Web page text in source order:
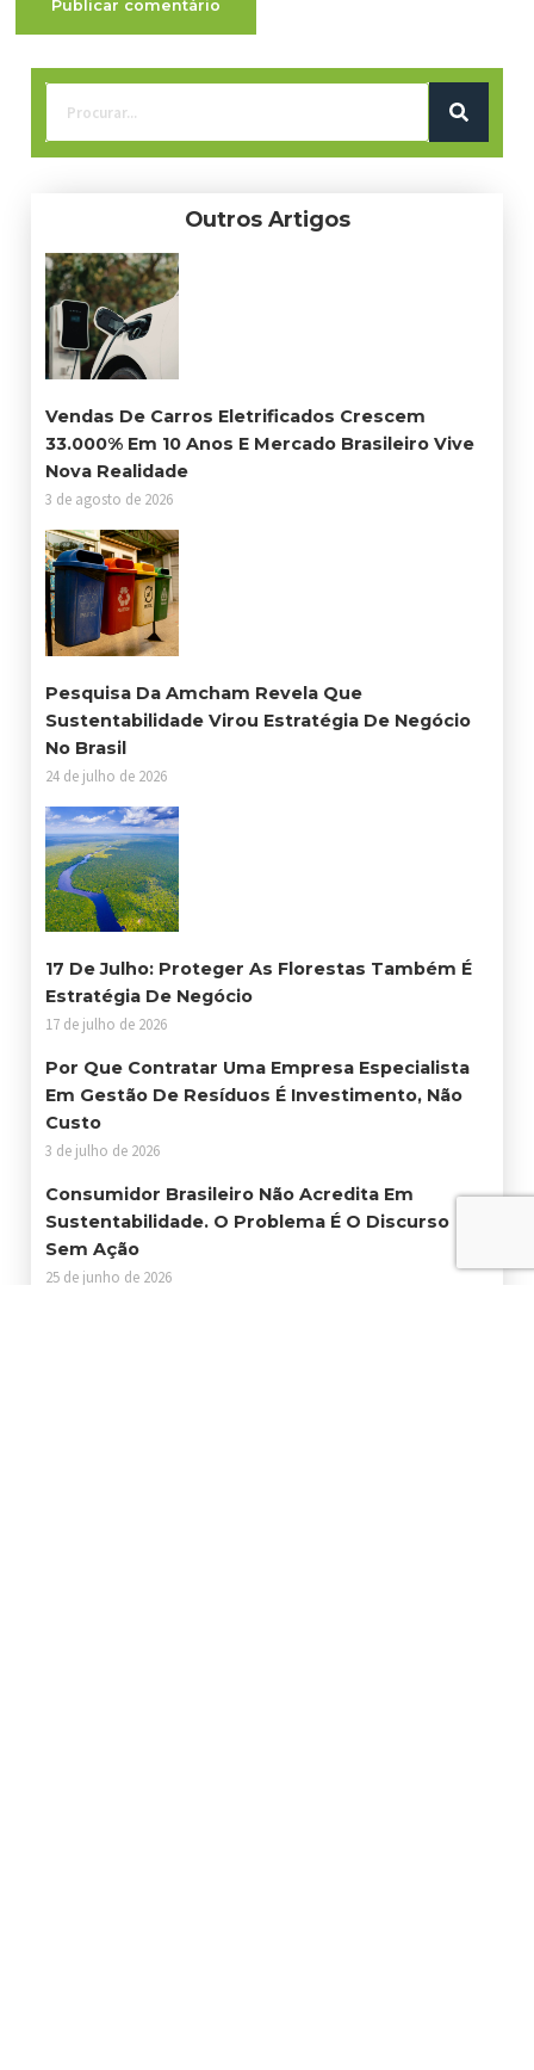
Outros Artigos
Vendas De Carros Eletrificados Crescem
33.000% Em 10 Anos E Mercado Brasileiro Vive
Nova Realidade
3 de agosto de 2026
Pesquisa Da Amcham Revela Que
Sustentabilidade Virou Estratégia De Negócio
No Brasil
24 de julho de 2026
17 De Julho: Proteger As Florestas Também É
Estratégia De Negócio
17 de julho de 2026
Por Que Contratar Uma Empresa Especialista
Em Gestão De Resíduos É Investimento, Não
Custo
3 de julho de 2026
Consumidor Brasileiro Não Acredita Em
Sustentabilidade. O Problema É O Discurso
Sem Ação
25 de junho de 2026